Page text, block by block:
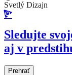
Svetlý Dizajn
Sledujte
aj v
Prehrať